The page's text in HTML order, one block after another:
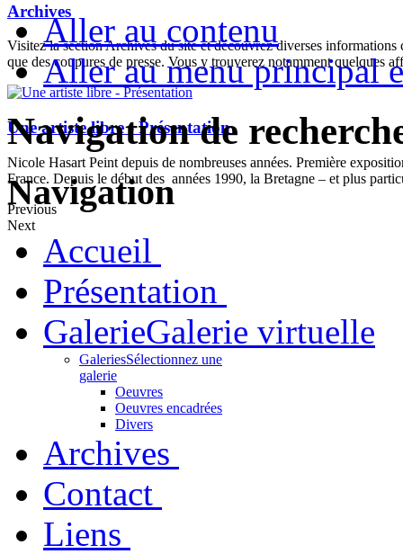
Archives
Visitez la section Archives du site et découvrez diverses informations
que des coupures de presse. Vous y trouverez notamment quelques
Une artiste libre - Présentation
Nicole Hasart Peint depuis de nombreuses années. Première
France. Depuis le début des années 1990, la Bretagne – et plus
Previous
Next
Aller au contenu
Aller au menu principal
Navigation de
Navigation
Accueil
Présentation
GalerieGalerie virtuelle
GaleriesSélectionnez une
galerie
Oeuvres
Oeuvres encadrées
Divers
Archives
Contact
Liens